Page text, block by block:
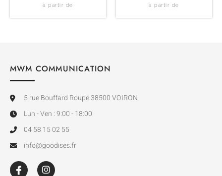
à partir de à partir de
MWM COMMUNICATION
5 rue Bouffard Roupé 38500 VOIRON
Lun - Ven : 9:00 - 18:00
04 58 15 02 55
info@goodises.fr